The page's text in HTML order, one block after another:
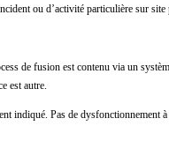
ou d’activité particulière sur site
de fusion est contenu via un
est autre.
indiqué. Pas de dysfonctionnement à